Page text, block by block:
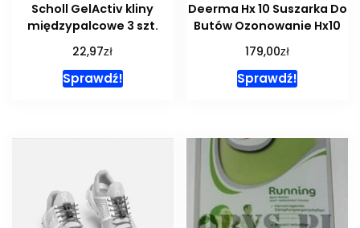
Scholl GelActiv kliny
międzypalcowe 3 szt.
22,97zł
Sprawdź!
Deerma Hx 10 Suszarka Do
Butów Ozonowanie Hx10
179,00zł
Sprawdź!